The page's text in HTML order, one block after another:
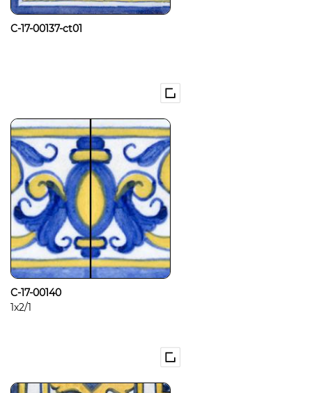
C-17-00137-ct01
C-17-00140
1x2/1